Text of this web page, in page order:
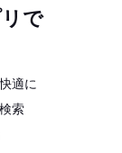
で
適に
索